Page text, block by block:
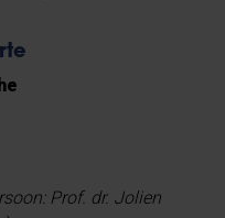
Prof. dr. Jolien